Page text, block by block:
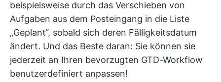
beispielsweise durch das Verschieben von
Aufgaben aus dem Posteingang in die Liste
„Geplant“, sobald sich deren Fälligkeitsdatum
ändert. Und das Beste daran: Sie können sie
jederzeit an Ihren bevorzugten GTD-Workflow
benutzerdefiniert anpassen!